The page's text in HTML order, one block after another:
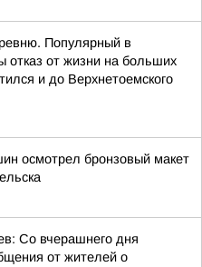
Популярный в
отказ от жизни на больших
и до Верхнетоемского
осмотрел бронзовый макет
Со вчерашнего дня
от жителей о